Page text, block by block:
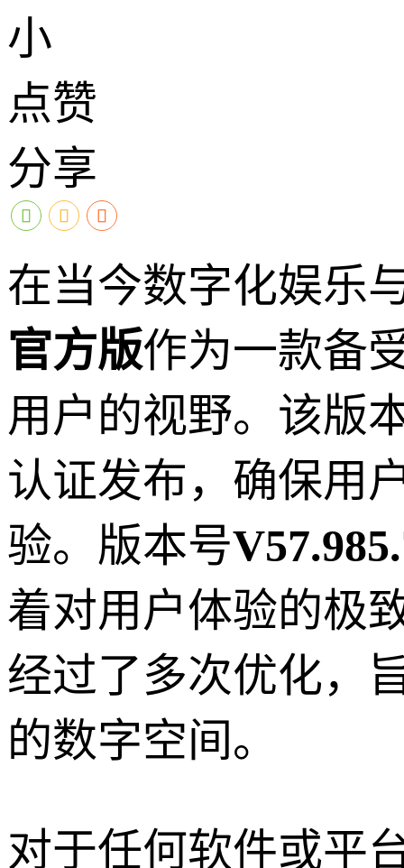
小
点赞
分享
在当今数字化娱乐
官方版作为一款备
用户的视野。该版
认证发布，确保用
验。版本号
着对用户体验的极
经过了多次优化，
的数字空间。
对于任何软件或平